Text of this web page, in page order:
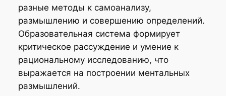
разные методы к самоанализу,
размышлению и совершению определений.
Образовательная система формирует
критическое рассуждение и умение к
рациональному исследованию, что
выражается на построении ментальных
размышлений.